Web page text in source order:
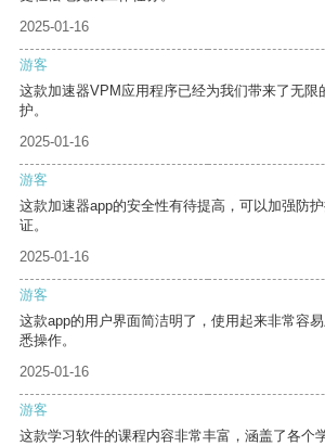
2025-01-16
游客
这款加速器VPM应用程序已经为我们带来了无限
护。
2025-01-16
游客
这款加速器app的安全性有待提高，可以加强防
证。
2025-01-16
游客
这款app的用户界面简洁明了，使用起来非常容
悉操作。
2025-01-16
游客
这款学习软件的课程内容非常丰富，涵盖了各个